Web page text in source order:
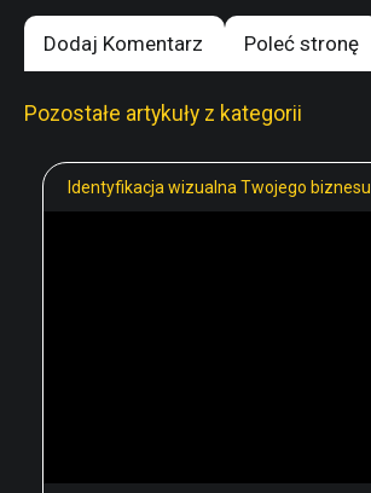
Dodaj Komentarz Poleć stronę
Pozostałe artykuły z kategorii
Identyfikacja wizualna Twojego biznesu